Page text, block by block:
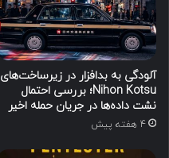
آلودگی به بدافزار در زیرساخت‌های
Nihon Kotsu؛ بررسی احتمال
نشت داده‌ها در جریان حمله اخیر
4 هفته پیش